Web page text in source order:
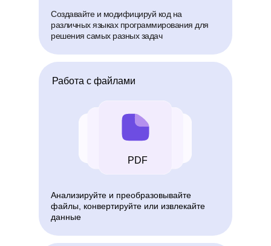
Создавайте и модифицируй код на
различных языках программирования для
решения самых разных задач
Анализируйте и преобразовывайте
файлы, конвертируйте или извлекайте
данные
Работа с файлами
PDF